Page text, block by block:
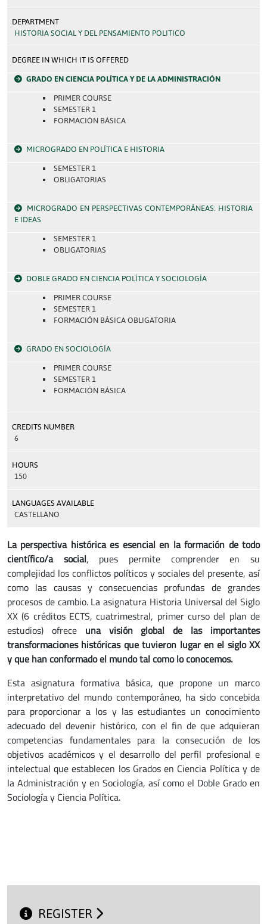
DEPARTMENT
HISTORIA SOCIAL Y DEL PENSAMIENTO POLITICO
DEGREE IN WHICH IT IS OFFERED
GRADO EN CIENCIA POLÍTICA Y DE LA ADMINISTRACIÓN
PRIMER COURSE
SEMESTER 1
FORMACIÓN BÁSICA
MICROGRADO EN POLÍTICA E HISTORIA
SEMESTER 1
OBLIGATORIAS
MICROGRADO EN PERSPECTIVAS CONTEMPORÁNEAS: HISTORIA
E IDEAS
SEMESTER 1
OBLIGATORIAS
DOBLE GRADO EN CIENCIA POLÍTICA Y SOCIOLOGÍA
PRIMER COURSE
SEMESTER 1
FORMACIÓN BÁSICA OBLIGATORIA
GRADO EN SOCIOLOGÍA
PRIMER COURSE
SEMESTER 1
FORMACIÓN BÁSICA
CREDITS NUMBER
6
HOURS
150
LANGUAGES AVAILABLE
CASTELLANO
La perspectiva histórica es esencial en la formación de todo
científico/a social, pues permite comprender en su
complejidad los conflictos políticos y sociales del presente, así
como las causas y consecuencias profundas de grandes
procesos de cambio. La asignatura Historia Universal del Siglo
XX (6 créditos ECTS, cuatrimestral, primer curso del plan de
estudios) ofrece una visión global de las importantes
transformaciones históricas que tuvieron lugar en el siglo XX
y que han conformado el mundo tal como lo conocemos.
Esta asignatura formativa básica, que propone un marco
interpretativo del mundo contemporáneo, ha sido concebida
para proporcionar a los y las estudiantes un conocimiento
adecuado del devenir histórico, con el fin de que adquieran
competencias fundamentales para la consecución de los
objetivos académicos y el desarrollo del perfil profesional e
intelectual que establecen los Grados en Ciencia Política y de
la Administración y en Sociología, así como el Doble Grado en
Sociología y Ciencia Política.
REGISTER